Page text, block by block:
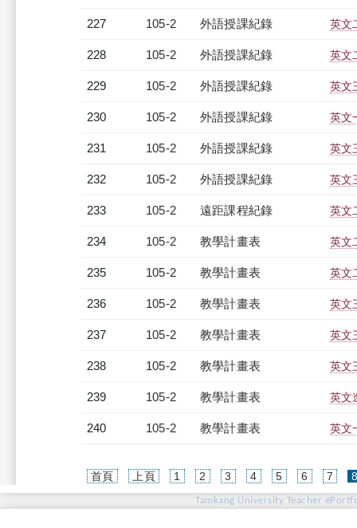
227 105-2 外語授課紀錄 英文
228 105-2 外語授課紀錄 英文
229 105-2 外語授課紀錄 英文
230 105-2 外語授課紀錄 英文
231 105-2 外語授課紀錄 英文
232 105-2 外語授課紀錄 英文
233 105-2 遠距課程紀錄 英文
234 105-2 教學計畫表 英文
235 105-2 教學計畫表 英文
236 105-2 教學計畫表 英文
237 105-2 教學計畫表 英文
238 105-2 教學計畫表 英文
239 105-2 教學計畫表 英文
240 105-2 教學計畫表 英文
首頁 上頁 1 2 3 4 5 6 7
Tamkang University Teacher